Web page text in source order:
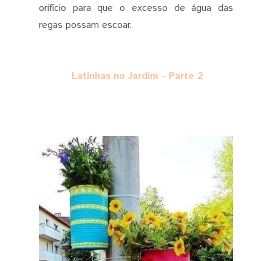
orifício para que o excesso de água das
regas possam escoar.
Latinhas no Jardim - Parte 2